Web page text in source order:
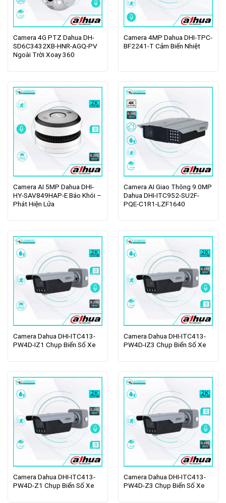
Camera 4G PTZ Dahua DH-
SD6C3432XB-HNR-AGQ-PV
Ngoài Trời Xoay 360
Camera 4MP Dahua DHI-TPC-
BF2241-T Cảm Biến Nhiệt
Camera AI 5MP Dahua DHI-
HY-SAV849HAP-E Báo Khói –
Phát Hiện Lửa
Camera AI Giao Thông 9.0MP
Dahua DHI-ITC952-SU2F-
PQE-C1R1-LZF1640
Camera Dahua DHI-ITC413-
PW4D-IZ1 Chụp Biển Số Xe
Camera Dahua DHI-ITC413-
PW4D-IZ3 Chụp Biển Số Xe
Camera Dahua DHI-ITC413-
PW4D-Z1 Chụp Biển Số Xe
Camera Dahua DHI-ITC413-
PW4D-Z3 Chụp Biển Số Xe